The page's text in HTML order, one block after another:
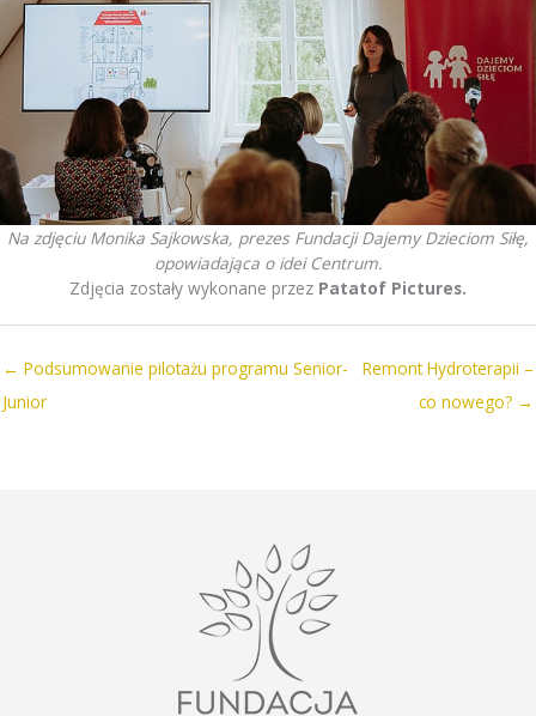
Na zdjęciu Monika Sajkowska, prezes Fundacji Dajemy Dzieciom Siłę,
opowiadająca o idei Centrum.
Zdjęcia zostały wykonane przez Patatof Pictures.
← Podsumowanie pilotażu programu Senior-
Junior
Remont Hydroterapii –
co nowego? →